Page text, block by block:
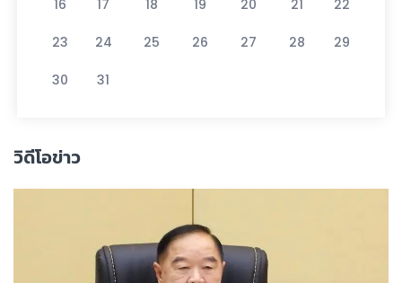
16 17 18 19 20 21 22
23 24 25 26 27 28 29
30 31
วิดีโอข่าว